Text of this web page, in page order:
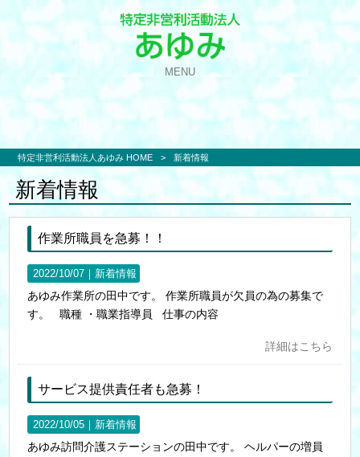
MENU
特定非営利活動法人あゆみ HOME > 新着情報
新着情報
作業所職員を急募！！
2022/10/07｜ 新着情報
あゆみ作業所の田中です。 作業所職員が欠員の為の募集で
す。 職種 ・職業指導員 仕事の内容
詳細はこちら
サービス提供責任者も急募！
2022/10/05｜ 新着情報
あゆみ訪問介護ステーションの田中です。 ヘルパーの増員